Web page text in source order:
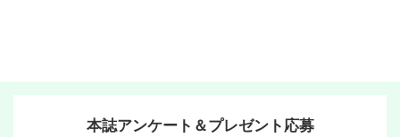
本誌アンケート＆プレゼント応募